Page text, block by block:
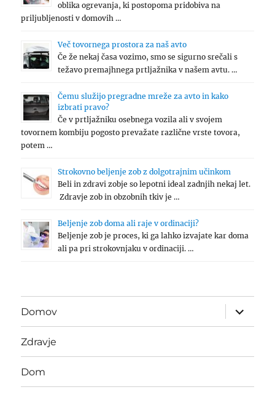
oblika ogrevanja, ki postopoma pridobiva na
priljubljenosti v domovih …
Več tovornega prostora za naš avto
Če že nekaj časa vozimo, smo se sigurno srečali s
težavo premajhnega prtljažnika v našem avtu. …
Čemu služijo pregradne mreže za avto in kako
izbrati pravo?
Če v prtljažniku osebnega vozila ali v svojem
tovornem kombiju pogosto prevažate različne vrste tovora,
potem …
Strokovno beljenje zob z dolgotrajnim učinkom
Beli in zdravi zobje so lepotni ideal zadnjih nekaj let.
Zdravje zob in obzobnih tkiv je …
Beljenje zob doma ali raje v ordinaciji?
Beljenje zob je proces, ki ga lahko izvajate kar doma
ali pa pri strokovnjaku v ordinaciji. …
Domov
expand
child
menu
Zdravje
Dom